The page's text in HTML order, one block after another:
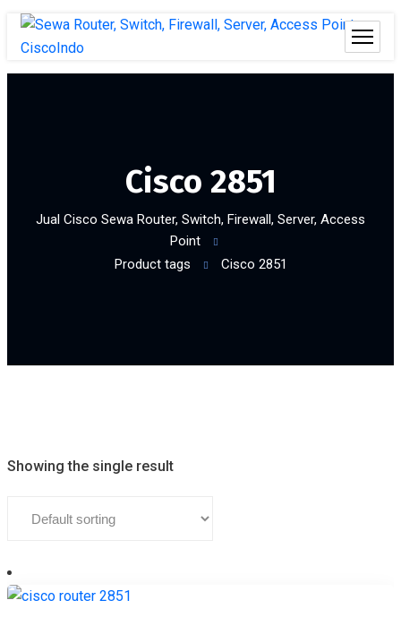
Cisco 2851
Jual Cisco Sewa Router, Switch, Firewall, Server, Access
Point
Product tags
Cisco 2851
Showing the single result